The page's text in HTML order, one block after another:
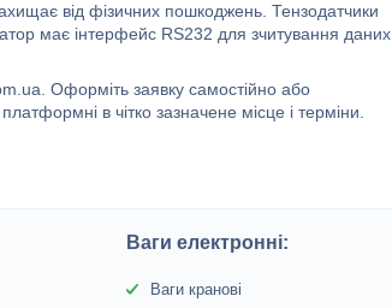
від фізичних пошкоджень. Тензодатчики
має інтерфейс RS232 для зчитування даних
Оформіть заявку самостійно або
в чітко зазначене місце і терміни.
Ваги електронні:
Ваги кранові